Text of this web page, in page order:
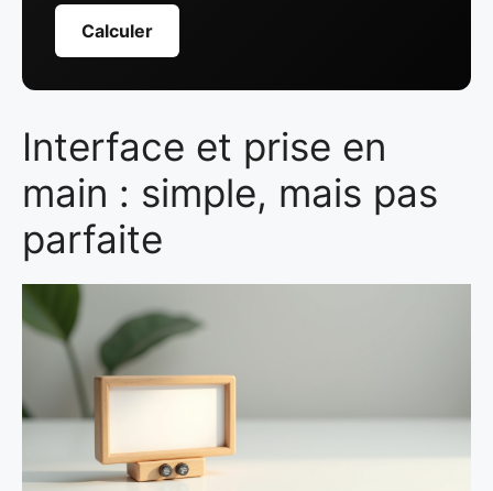
Calculer
Interface et prise en
main : simple, mais pas
parfaite